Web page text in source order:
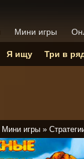
Мини игры »
Мини игры
Я ищу Три в